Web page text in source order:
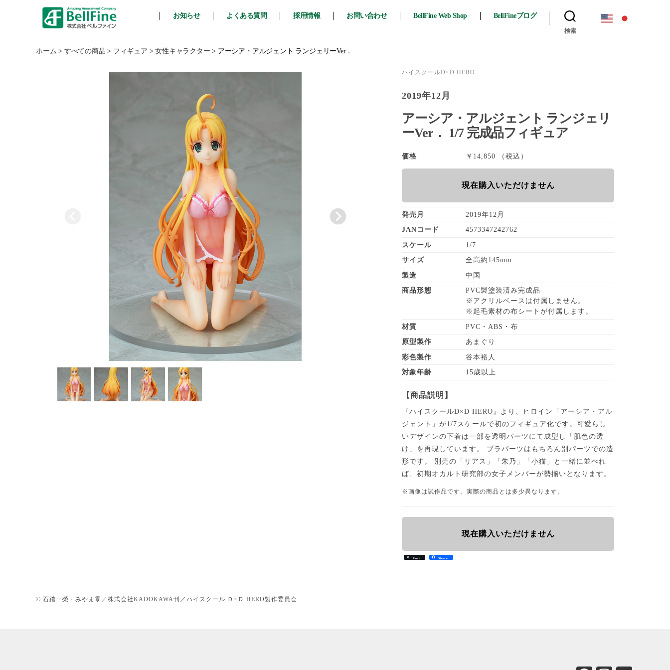
フ
お知らせ よくある質問 採用情報 お問い合わせ BellFine Web Shop BellFineブログ
検索
ホーム > すべての商品 > フィギュア >女性キャラクター > アーシア・アルジェント ランジェリーVer．
ハイスクールD×D HERO
2019年12月
アーシア・アルジェント ランジェリ
ーVer． 1/7 完成品フィギュア
価格 ￥14,850 （税込）
現在購入いただけません
発売月 2019年12月
JANコード 4573347242762
スケール 1/7
サイズ 全高約145mm
製造 中国
商品形態
PVC製塗装済み完成品
※アクリルベースは付属しません。
※起毛素材の布シートが付属します。
材質 PVC・ABS・布
原型製作 あまぐり
彩色製作 谷本裕人
対象年齢 15歳以上
【商品説明】
『ハイスクールD×D HERO』より、ヒロイン「アーシア・アル
ジェント」が1/7スケールで初のフィギュア化です。可愛らし
いデザインの下着は一部を透明パーツにて成型し「肌色の透
け」を再現しています。 ブラパーツはもちろん別パーツでの造
形です。 別売の「リアス」「朱乃」「小猫」と一緒に並べれ
ば、初期オカルト研究部の女子メンバーが勢揃いとなります。
※画像は試作品です。実際の商品とは多少異なります。
現在購入いただけません
Post Share
© 石踏一榮・みやま零／株式会社KADOKAWA刊／ハイスクール Ｄ×Ｄ HERO製作委員会